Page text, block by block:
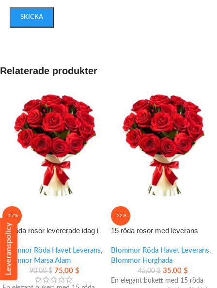
Relaterade produkter
-17%
15 röda rosor levererade idag i
Marsa Alam
Blommor Röda Havet Leverans,
Blommor Marsa Alam
90,00$ 75,00 $
-22%
15 röda rosor med leverans
Blommor Röda Havet Leverans,
Blommor Hurghada
45,00$ 35,00 $
En elegant bukett med 15 röda
Leveranspolicy